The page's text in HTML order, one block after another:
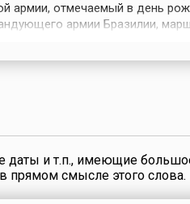
армии, отмечаемый в день
армии Бразилии,
даты и т.п., имеющие
прямом смысле этого слова.